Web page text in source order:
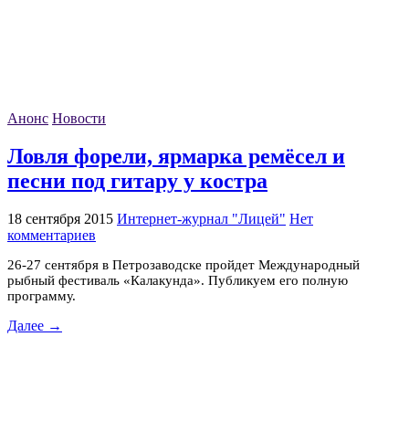
Анонс Новости
Ловля форели, ярмарка ремёсел и
песни под гитару у костра
18 сентября 2015 Интернет-журнал "Лицей" Нет
комментариев
26-27 сентября в Петрозаводске пройдет Международный
рыбный фестиваль «Калакунда». Публикуем его полную
программу.
Далее →